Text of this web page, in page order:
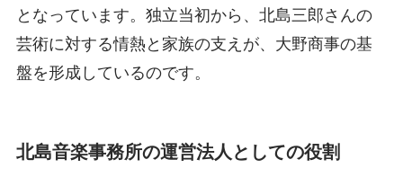
となっています。独立当初から、北島三郎さんの
芸術に対する情熱と家族の支えが、大野商事の基
盤を形成しているのです。
北島音楽事務所の運営法人としての役割